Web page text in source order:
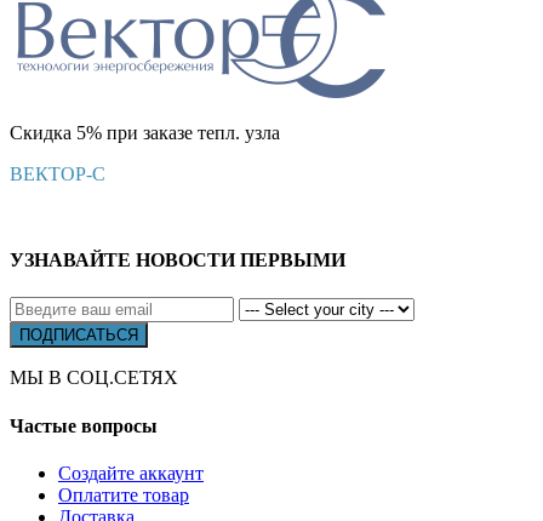
Скидка 5% при заказе тепл. узла
ВЕКТОР-С
УЗНАВАЙТЕ НОВОСТИ ПЕРВЫМИ
МЫ В СОЦ.СЕТЯХ
Частые вопросы
Создайте аккаунт
Оплатите товар
Доставка